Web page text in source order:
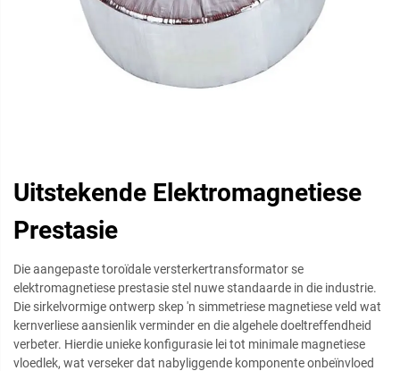
Uitstekende Elektromagnetiese
Prestasie
Die aangepaste toroïdale versterkertransformator se
elektromagnetiese prestasie stel nuwe standaarde in die industrie.
Die sirkelvormige ontwerp skep 'n simmetriese magnetiese veld wat
kernverliese aansienlik verminder en die algehele doeltreffendheid
verbeter. Hierdie unieke konfigurasie lei tot minimale magnetiese
vloedlek, wat verseker dat nabyliggende komponente onbeïnvloed